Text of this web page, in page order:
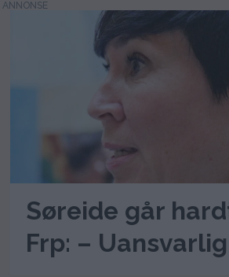
Søreide går
Frp: – Uansvarlig